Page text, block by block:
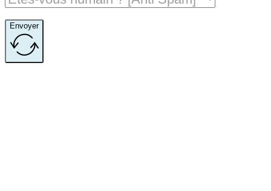
Envoyer